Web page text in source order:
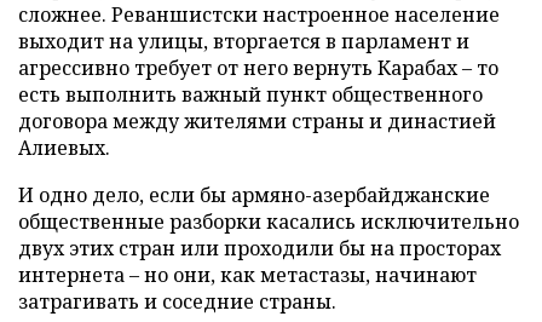
сложнее. Реваншистски настроенное население
выходит на улицы, вторгается в парламент и
агрессивно требует от него вернуть Карабах – то
есть выполнить важный пункт общественного
договора между жителями страны и династией
Алиевых.
И одно дело, если бы армяно-азербайджанские
общественные разборки касались исключительно
двух этих стран или проходили бы на просторах
интернета – но они, как метастазы, начинают
затрагивать и соседние страны.